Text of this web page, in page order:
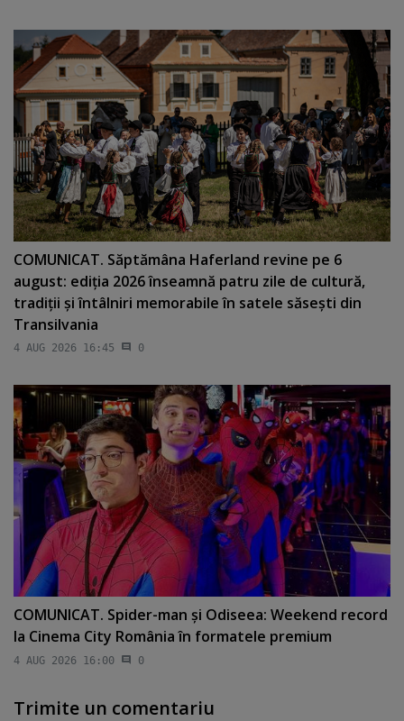
COMUNICAT. Săptămâna Haferland revine pe 6
august: ediţia 2026 înseamnă patru zile de cultură,
tradiţii şi întâlniri memorabile în satele săseşti din
Transilvania
4 AUG 2026 16:45 0
COMUNICAT. Spider-man şi Odiseea: Weekend record
la Cinema City România în formatele premium
4 AUG 2026 16:00 0
Trimite un comentariu